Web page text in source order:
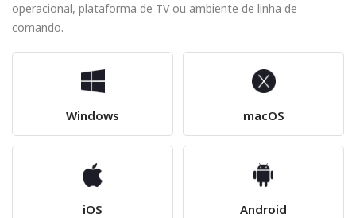
operacional, plataforma de TV ou ambiente de linha de
comando.
Windows macOS
iOS Android